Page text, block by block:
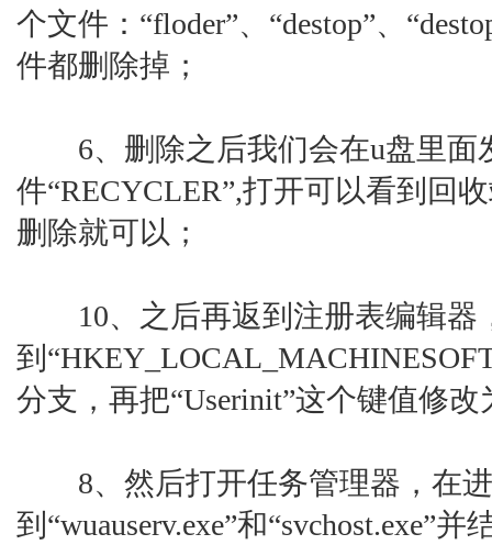
个文件：“floder”、“destop”、
件都删除掉；
6、删除之后我们会在u盘里面
件“RECYCLER”,打开可以看到回
删除就可以；
10、之后再返到注册表编辑器
到
分支，再把“Userinit”这个键值修改
8、然后打开任务管理器，在
到“wuauserv.exe”和“svchost.exe”